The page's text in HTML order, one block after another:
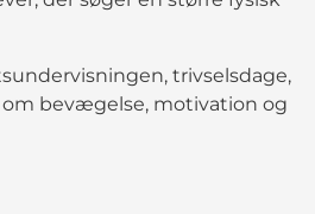
trivselsdage,
bevægelse, motivation og